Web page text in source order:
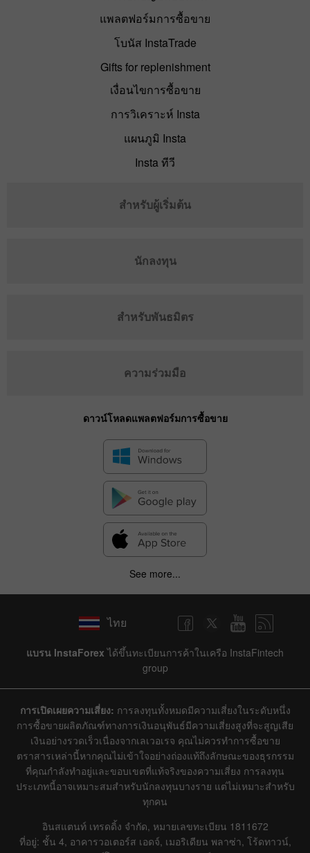
แพลตฟอร์มการซื้อขาย
โบนัส InstaTrade
Gifts for replenishment
เงื่อนไขการซื้อขาย
การวิเคราะห์ Insta
แผนภูมิ Insta
Insta ทีวี
สำหรับผู้เริ่มต้น
นักลงทุน
สำหรับพันธมิตร
ความร่วมมือ
ดาวน์โหลดแพลตฟอร์มการซื้อขาย
See more...
ไทย
แบรน InstaForex ได้ขึ้นทะเบียนการค้าในเครือ InstaFintech
group
การเปิดเผยความเสี่ยง: การลงทุนทั้งหมดมีความเสี่ยงในระดับหนึ่ง
การซื้อขายผลิตภัณฑ์ทางการเงินอนุพันธ์มีความเสี่ยงสูงที่จะสูญเสีย
เงินอย่างรวดเร็วเนื่องจากเลเวอเรจ คุณไม่ควรทำการซื้อขาย
ตราสารเหล่านี้หากคุณไม่เข้าใจอย่างถ่องแท้ถึงลักษณะของธุรกรรม
ที่คุณกำลังทำอยู่และขอบเขตที่แท้จริงของความเสี่ยง การลงทุน
ประเภทนี้อาจเหมาะสมสำหรับนักลงทุนบางราย แต่ไม่เหมาะสำหรับ
ทุกคน
อินสแตนท์ เทรดดิ้ง จำกัด, หมายเลขทะเบียน 1811672
ที่อยู่: ชั้น 4, อาคารวอเตอร์ส เอดจ์, เมอริเดียน พลาซ่า, โร้ดทาวน์,